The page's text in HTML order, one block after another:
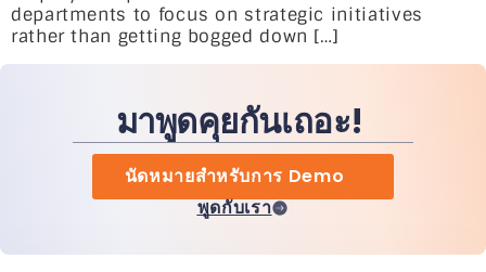
departments to focus on strategic initiatives
rather than getting bogged down […]
มาพูดคุยกันเถอะ!
นัดหมายสำหรับการ Demo
พูดกับเรา